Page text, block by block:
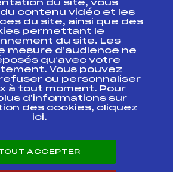
fédéral
fédéral
Formation, Suivi
professionnel
du site, vous
contenu vidéo et les
du site, ainsi que des
permettant le
du site. Les
mesure d’audience ne
qu’avec votre
Vous pouvez
ou personnaliser
à tout moment. Pour
d'informations sur
des cookies, cliquez
ici.
ACCEPTER